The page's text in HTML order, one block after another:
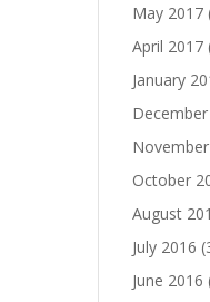
May 2017
April 2017
January
October
August
July 2016
June 2016